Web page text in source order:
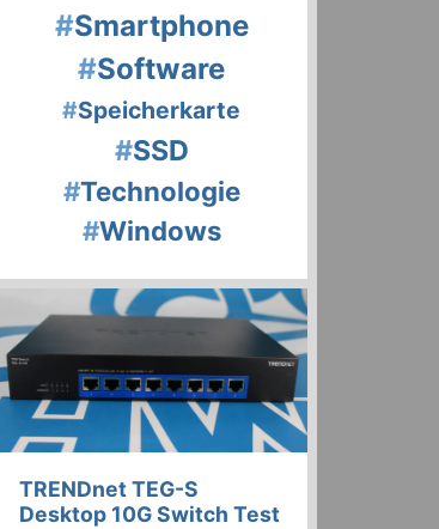
#Smartphone
#Software
#Speicherkarte
#SSD
#Technologie
#Windows
TRENDnet TEG-S
Desktop 10G Switch Test